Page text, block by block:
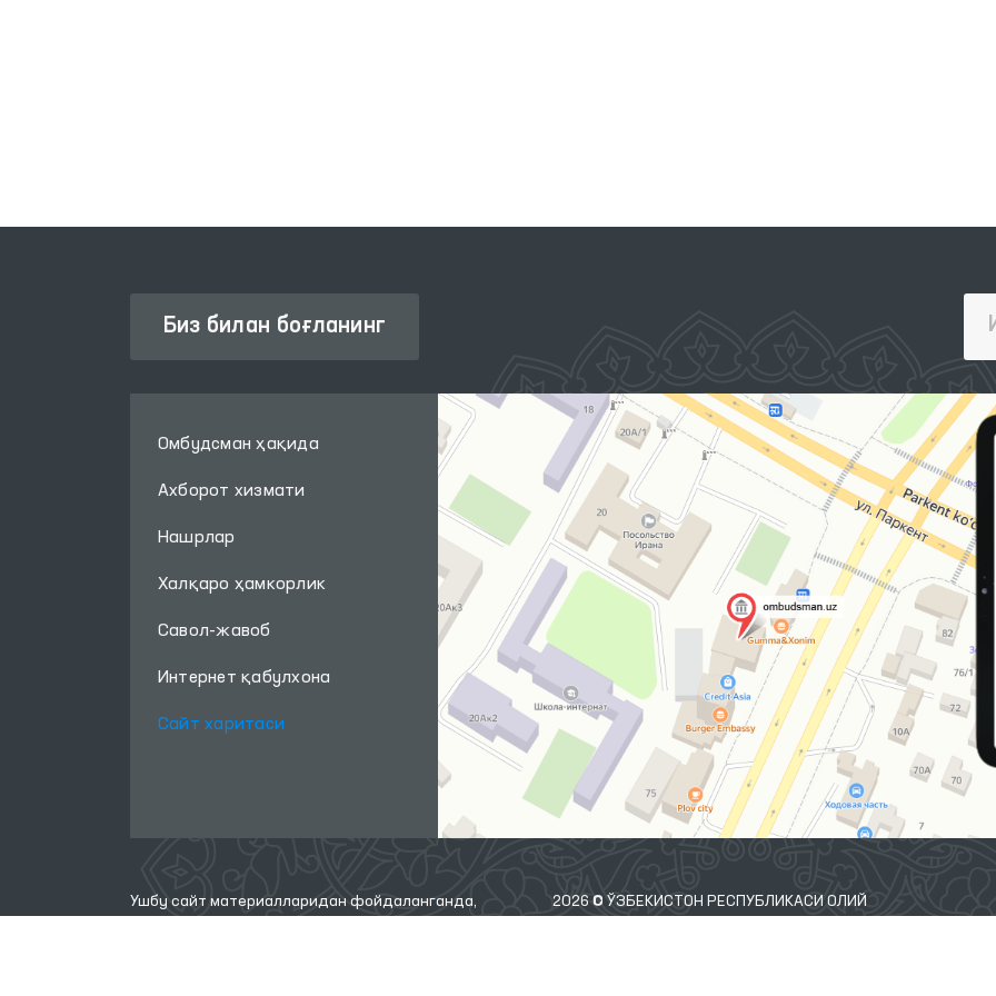
Биз билан боғланинг
Омбудсман ҳақида
Ахборот хизмати
Нашрлар
Халқаро ҳамкорлик
Савол-жавоб
Интернет қабулхона
Сайт харитаси
Ушбу сайт материалларидан фойдаланганда,
2026 © ЎЗБЕКИСТОН РЕСПУБЛИКАСИ ОЛИЙ